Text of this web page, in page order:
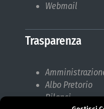
Webmail
Trasparenza
Albo Pretorio
Bilanci